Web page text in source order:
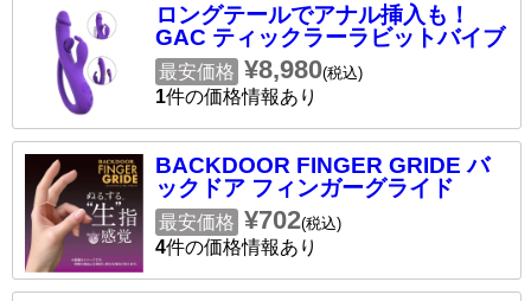
ロングテールでアナル挿入も！
GAC ティックラーラビットバイブ
最安価格 ¥8,980(税込)
1件の価格情報あり
BACKDOOR FINGER GRIDE バ
ックドア フィンガーグライド
最安価格 ¥702(税込)
4件の価格情報あり